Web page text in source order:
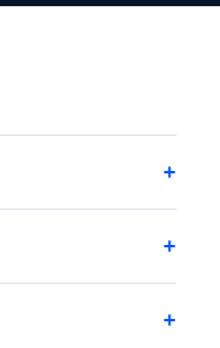
+
+
+